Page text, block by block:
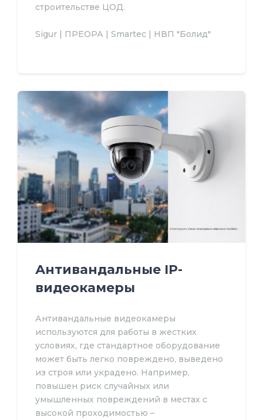
строительстве ЦОД.
Sigur | ПРЕОРА | Smartec | НВП "Болид"
Антивандальные IP-
видеокамеры
Антивандальные видеокамеры
используются для работы в жестких
условиях, где стандартное оборудование
может быть легко повреждено, выведено
из строя или украдено. Например,
повышен риск случайных или
умышленных повреждений в местах с
высокой проходимостью –